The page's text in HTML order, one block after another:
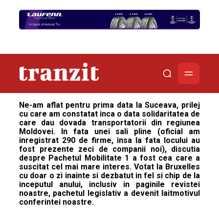
Ne-am aflat pentru prima data la Suceava, prilej
cu care am constatat inca o data solidaritatea de
care dau dovada transportatorii din regiunea
Moldovei. In fata unei sali pline (oficial am
inregistrat 290 de firme, insa la fata locului au
fost prezente zeci de companii noi), discutia
despre Pachetul Mobilitate 1 a fost cea care a
suscitat cel mai mare interes. Votat la Bruxelles
cu doar o zi inainte si dezbatut in fel si chip de la
inceputul anului, inclusiv in paginile revistei
noastre, pachetul legislativ a devenit laitmotivul
conferintei noastre.